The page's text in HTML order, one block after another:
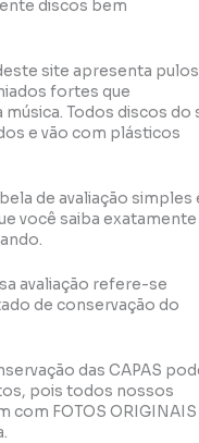
discos bem
site apresenta
fortes que
Todos discos do
e vão com plásticos
de avaliação simples
você saiba exatamente
avaliação refere-se
de conservação do
das CAPAS
pois todos nossos
com FOTOS